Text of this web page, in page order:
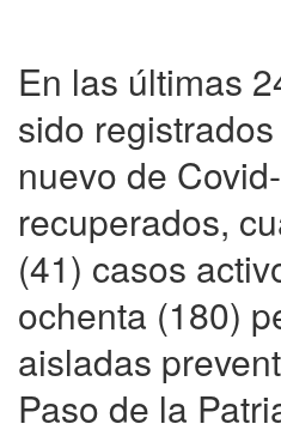
En las últimas
sido
nuevo de
recuperados,
(41) casos
ochenta (180)
aisladas
Paso de la